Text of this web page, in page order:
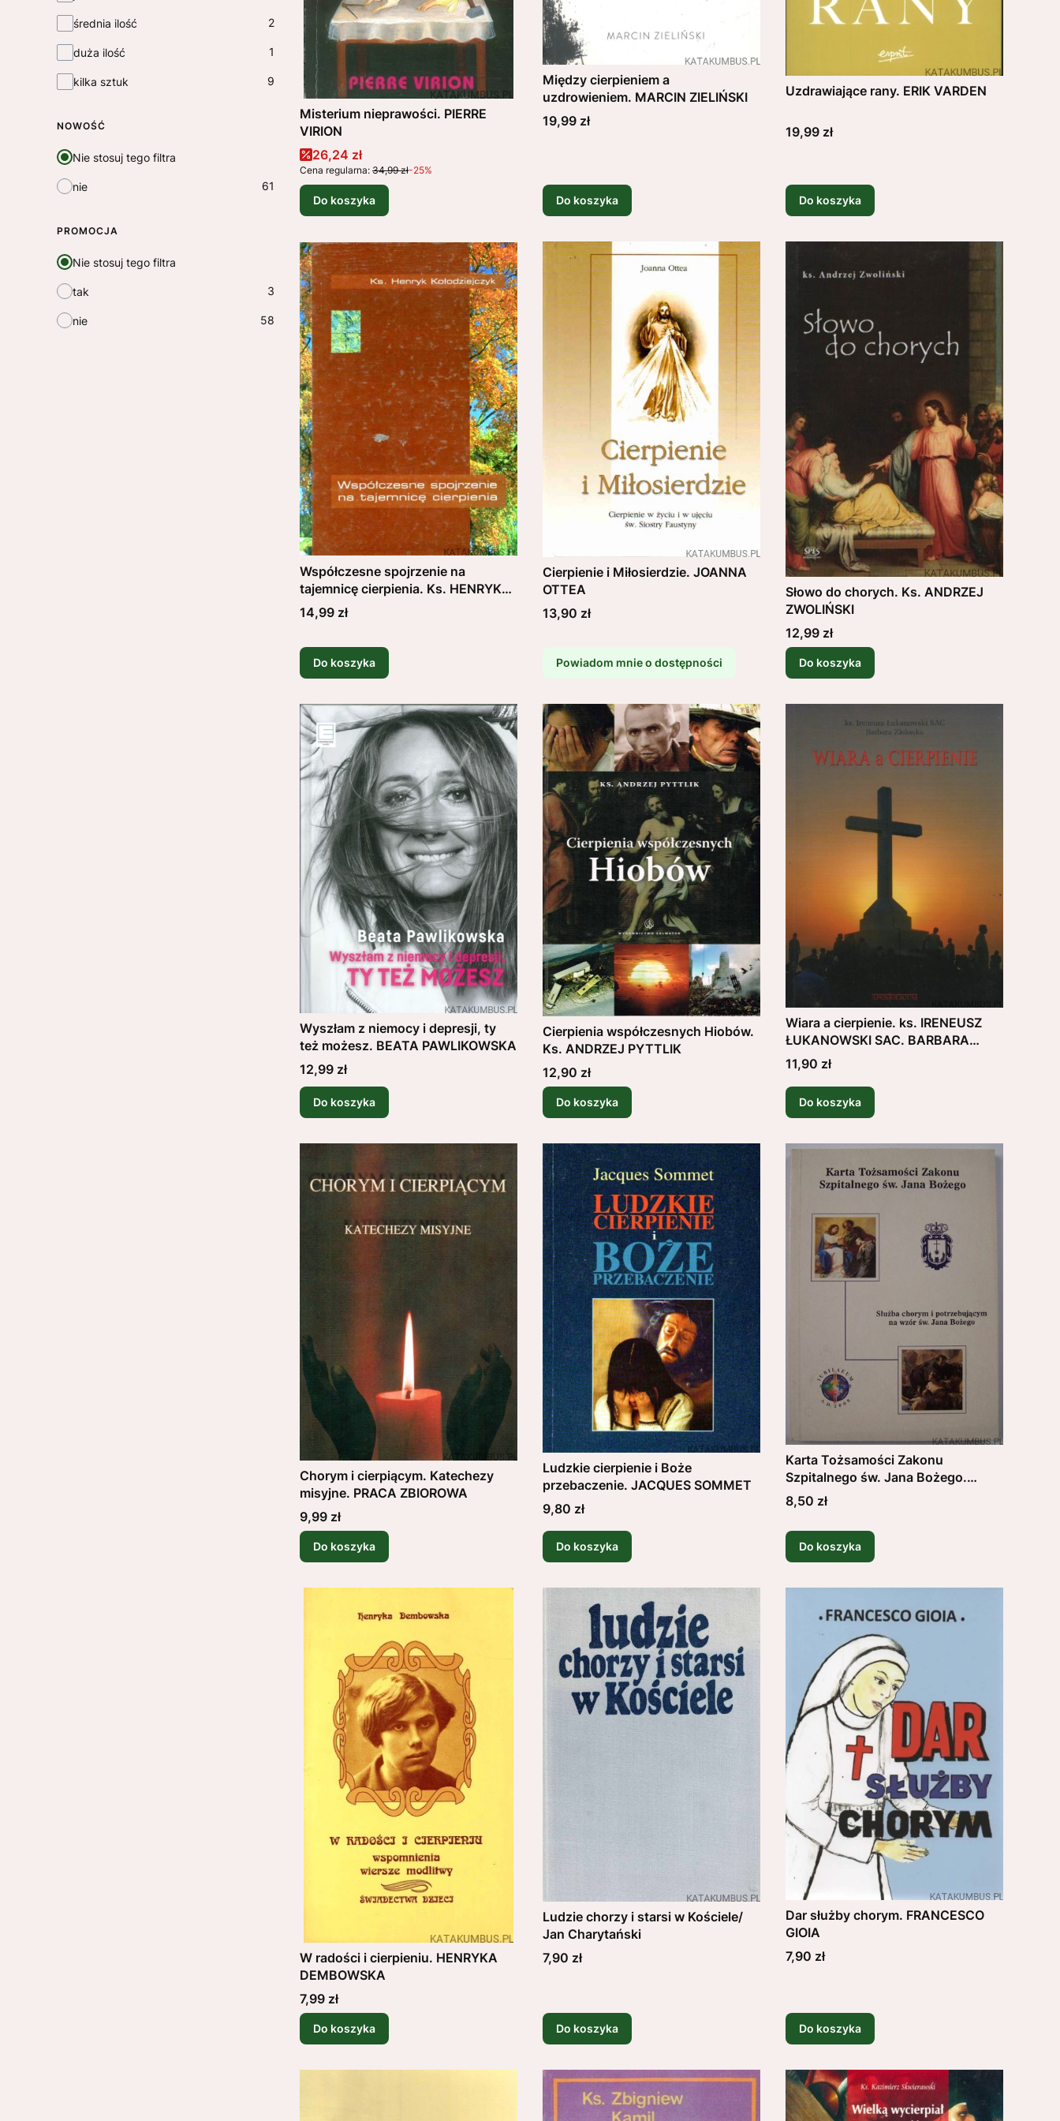
średnia ilość 2
duża ilość 1
kilka sztuk 9
NOWOŚĆ
Nie stosuj tego filtra
nie 61
PROMOCJA
Nie stosuj tego filtra
tak 3
nie 58
Misterium nieprawości. PIERRE
VIRION
Cena promocyjna
26,24 zł
Cena regularna: 34,99 zł-25%
Do koszyka
Między cierpieniem a
uzdrowieniem. MARCIN ZIELIŃSKI
Cena
19,99 zł
Do koszyka
Uzdrawiające rany. ERIK VARDEN
Cena
19,99 zł
Do koszyka
Współczesne spojrzenie na
tajemnicę cierpienia. Ks. HENRYK
KOŁODZIEJCZYK
Cena
14,99 zł
Do koszyka
Cierpienie i Miłosierdzie. JOANNA
OTTEA
Cena
13,90 zł
Powiadom mnie o dostępności
Słowo do chorych. Ks. ANDRZEJ
ZWOLIŃSKI
Cena
12,99 zł
Do koszyka
Wyszłam z niemocy i depresji, ty
też możesz. BEATA PAWLIKOWSKA
Cena
12,99 zł
Do koszyka
Cierpienia współczesnych Hiobów.
Ks. ANDRZEJ PYTTLIK
Cena
12,90 zł
Do koszyka
Wiara a cierpienie. ks. IRENEUSZ
ŁUKANOWSKI SAC. BARBARA
ZIELONKA
Cena
11,90 zł
Do koszyka
Chorym i cierpiącym. Katechezy
misyjne. PRACA ZBIOROWA
Cena
9,99 zł
Do koszyka
Ludzkie cierpienie i Boże
przebaczenie. JACQUES SOMMET
Cena
9,80 zł
Do koszyka
Karta Tożsamości Zakonu
Szpitalnego św. Jana Bożego.
PRACA ZBIOROWA
Cena
8,50 zł
Do koszyka
W radości i cierpieniu. HENRYKA
DEMBOWSKA
Cena
7,99 zł
Do koszyka
Ludzie chorzy i starsi w Kościele/
Jan Charytański
Cena
7,90 zł
Do koszyka
Dar służby chorym. FRANCESCO
GIOIA
Cena
7,90 zł
Do koszyka